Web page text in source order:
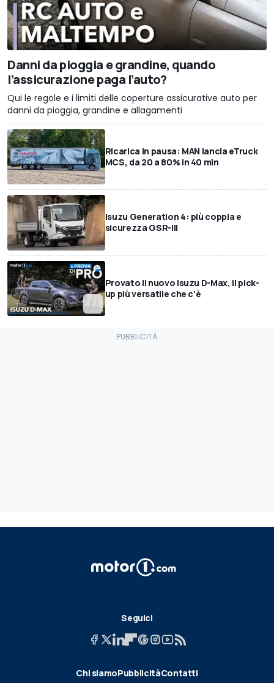
Danni da pioggia e grandine, quando
l’assicurazione paga l’auto?
Qui le regole e i limiti delle coperture assicurative auto per
danni da pioggia, grandine e allagamenti
Ricarica in pausa: MAN lancia eTruck
MCS, da 20 a 80% in 40 min
Isuzu Generation 4: più coppia e
sicurezza GSR-III
Provato il nuovo Isuzu D-Max, il pick-
up più versatile che c'è
Seguici
Chi siamoPubblicitàContatti